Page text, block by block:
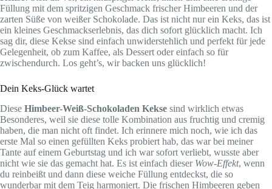
Füllung mit dem spritzigen Geschmack frischer Himbeeren und der
zarten Süße von weißer Schokolade. Das ist nicht nur ein Keks, das ist
ein kleines Geschmackserlebnis, das dich sofort glücklich macht. Ich
sag dir, diese Kekse sind einfach unwiderstehlich und perfekt für jede
Gelegenheit, ob zum Kaffee, als Dessert oder einfach so für
zwischendurch. Los geht’s, wir backen uns glücklich!
Dein Keks-Glück wartet
Diese Himbeer-Weiß-Schokoladen Kekse sind wirklich etwas
Besonderes, weil sie diese tolle Kombination aus fruchtig und cremig
haben, die man nicht oft findet. Ich erinnere mich noch, wie ich das
erste Mal so einen gefüllten Keks probiert hab, das war bei meiner
Tante auf einem Geburtstag und ich war sofort verliebt, wusste aber
nicht wie sie das gemacht hat. Es ist einfach dieser Wow-Effekt, wenn
du reinbeißt und dann diese weiche Füllung entdeckst, die so
wunderbar mit dem Teig harmoniert. Die frischen Himbeeren geben